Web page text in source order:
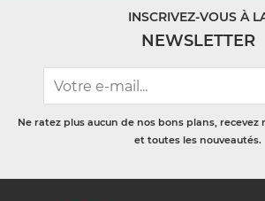
INSCRIVEZ-VOUS À
NEWSLETTER
Ne ratez plus aucun de nos bons plans,
et toutes les nouveautés.